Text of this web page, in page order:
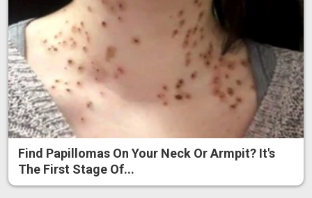
Find Papillomas On Your Neck Or Armpit? It's
The First Stage Of...